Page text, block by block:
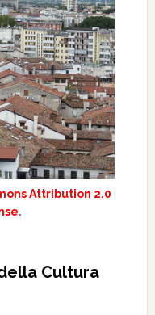
Attribution 2.0
.
Cultura